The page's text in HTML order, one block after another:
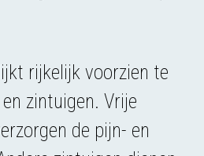
rijkelijk voorzien te
zintuigen. Vrije
de pijn- en